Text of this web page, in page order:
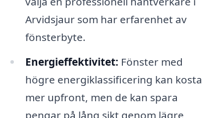
Arvidsjaur som har erfarenhet av
fönsterbyte.
Energi­effektivitet: Fönster med
högre energiklassificering kan kosta
mer upfront, men de kan spara
pengar på lång sikt genom lägre